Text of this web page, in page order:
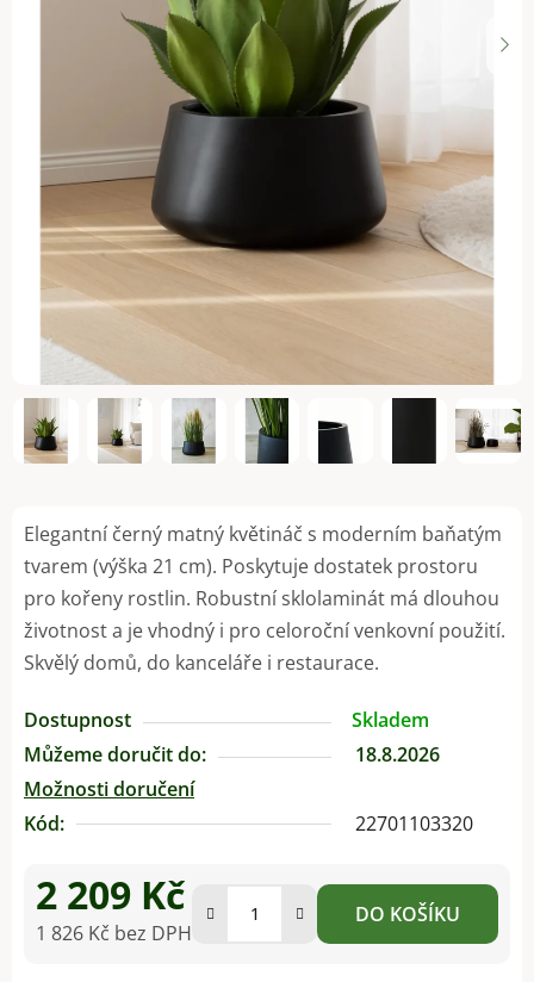
Elegantní černý matný květináč s moderním baňatým
tvarem (výška 21 cm). Poskytuje dostatek prostoru
pro kořeny rostlin. Robustní sklolaminát má dlouhou
životnost a je vhodný i pro celoroční venkovní použití.
Skvělý domů, do kanceláře i restaurace.
Dostupnost
Skladem
Můžeme doručit do:
18.8.2026
Možnosti doručení
Kód:
22701103320
2 209 Kč
1 826 Kč bez DPH
DO KOŠÍKU